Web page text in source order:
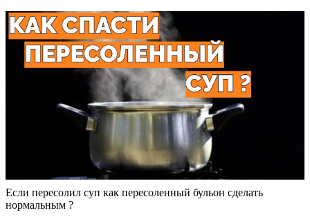
Если пересолил суп как пересоленный бульон сделать
нормальным ?